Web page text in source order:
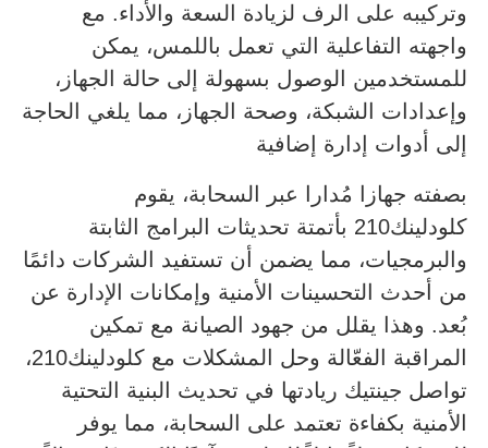
وتركيبه على الرف لزيادة السعة والأداء. مع
واجهته التفاعلية التي تعمل باللمس، يمكن
للمستخدمين الوصول بسهولة إلى حالة الجهاز،
وإعدادات الشبكة، وصحة الجهاز، مما يلغي الحاجة
إلى أدوات إدارة إضافية
بصفته جهازا مُدارا عبر السحابة، يقوم
كلودلينك210 بأتمتة تحديثات البرامج الثابتة
والبرمجيات، مما يضمن أن تستفيد الشركات دائمًا
من أحدث التحسينات الأمنية وإمكانات الإدارة عن
بُعد. وهذا يقلل من جهود الصيانة مع تمكين
المراقبة الفعّالة وحل المشكلات مع كلودلينك210،
تواصل جينتيك ريادتها في تحديث البنية التحتية
الأمنية بكفاءة تعتمد على السحابة، مما يوفر